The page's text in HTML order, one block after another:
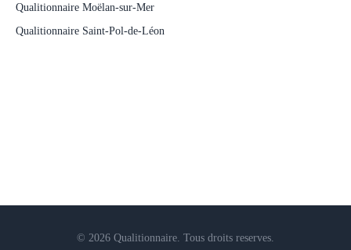
Qualitionnaire Moëlan-sur-Mer
Qualitionnaire Saint-Pol-de-Léon
© 2026 Qualitionnaire. Tous droits reserves.